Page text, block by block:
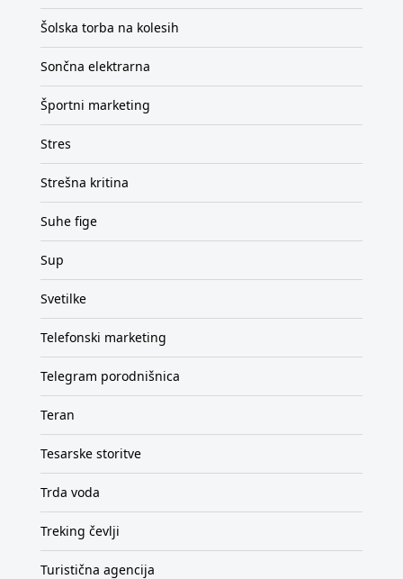
Šolska torba na kolesih
Sončna elektrarna
Športni marketing
Stres
Strešna kritina
Suhe fige
Sup
Svetilke
Telefonski marketing
Telegram porodnišnica
Teran
Tesarske storitve
Trda voda
Treking čevlji
Turistična agencija